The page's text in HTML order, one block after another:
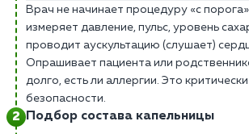
Врач не начинает процедуру «с
измеряет давление, пульс, уровень
проводит аускультацию (слушает)
Опрашивает пациента или
долго, есть ли аллергии. Это
безопасности.
Подбор состава капельницы